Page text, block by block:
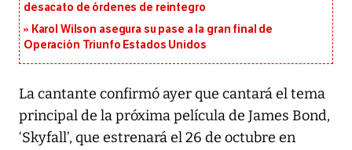
desacato de órdenes de reintegro
Karol Wilson asegura su pase a la gran final de
Operación Triunfo Estados Unidos
La cantante confirmó ayer que cantará el tema
principal de la próxima película de James Bond,
‘Skyfall’, que estrenará el 26 de octubre en